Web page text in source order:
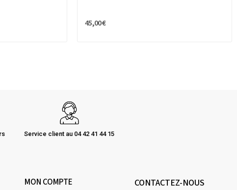
45,00 €
Service client au 04 42 41 44 15
MON COMPTE CONTACTEZ-NOUS